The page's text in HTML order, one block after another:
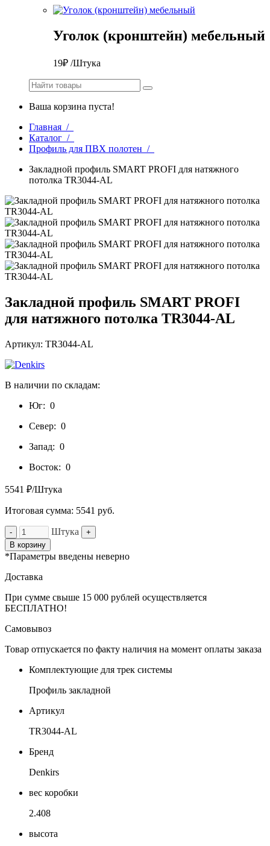
Уголок (кронштейн) мебельный
19₽ /Штука
Ваша корзина пуста!
Главная /
Каталог /
Профиль для ПВХ полотен /
Закладной профиль SMART PROFI для натяжного
потолка TR3044-AL
Закладной профиль SMART PROFI
для натяжного потолка TR3044-AL
Артикул: TR3044-AL
В наличии по складам:
Юг: 0
Север: 0
Запад: 0
Восток: 0
5541 ₽/Штука
Итоговая сумма: 5541 руб.
- Штука
+
В корзину
*Параметры введены неверно
Доставка
При сумме свыше 15 000 рублей осуществляется
БЕСПЛАТНО!
Самовывоз
Товар отпускается по факту наличия на момент оплаты заказа
Комплектующие для трек системы
Профиль закладной
Артикул
TR3044-AL
Бренд
Denkirs
вес коробки
2.408
высота